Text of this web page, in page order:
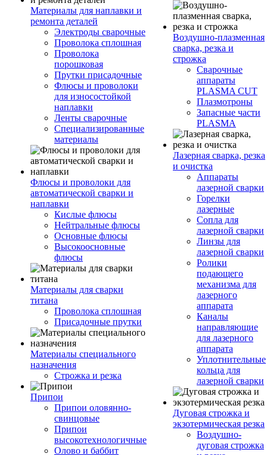
Материалы для наплавки и
ремонта деталей
Электроды сварочные
Проволока сплошная
Проволока
порошковая
Прутки присадочные
Флюсы и проволоки
для износостойкой
наплавки
Ленты сварочные
Специализированные
материалы
Флюсы и проволоки для
автоматической сварки и
наплавки
Кислые флюсы
Нейтральные флюсы
Основные флюсы
Высокоосновные
флюсы
Материалы для сварки
титана
Проволока сплошная
Присадочные прутки
Материалы специального
назначения
Строжка и резка
Припои
Припои оловянно-
свинцовые
Припои
высокотехнологичные
Олово и баббит
Воздушно-плазменная
сварка, резка и
строжка
Сварочные
аппараты
PLASMA CUT
Плазмотроны
Запасные части
PLASMA
Лазерная сварка, резка
и очистка
Аппараты
лазерной сварки
Горелки
лазерные
Сопла для
лазерной сварки
Линзы для
лазерной сварки
Ролики
подающего
механизма для
лазерного
аппарата
Каналы
направляющие
для лазерного
аппарата
Уплотнительные
кольца для
лазерной сварки
Дуговая строжка и
экзотермическая резка
Воздушно-
дуговая строжка